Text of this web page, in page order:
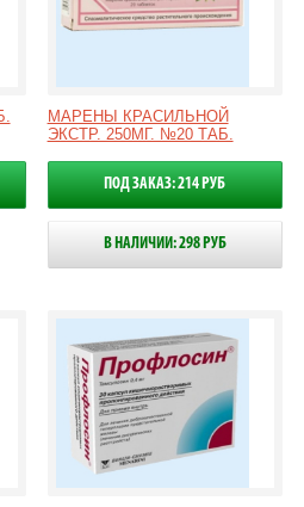
МАРЕНЫ КРАСИЛЬНОЙ
ЭКСТР. 250МГ. №20 ТАБ.
ПОД ЗАКАЗ: 214 РУБ
В НАЛИЧИИ: 298 РУБ